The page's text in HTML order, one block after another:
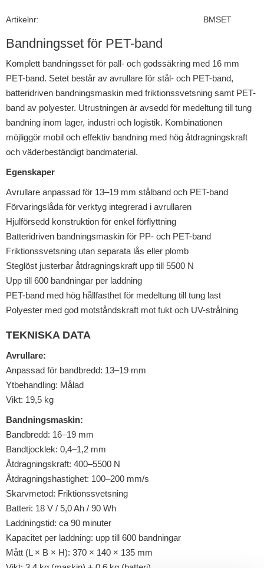
Artikelnr BMSET
Bandningsset för PET-band
Komplett bandningsset för pall- och godssäkring med 16 mm
PET-band. Setet består av avrullare för stål- och PET-band,
batteridriven bandningsmaskin med friktionssvetsning samt PET-
band av polyester. Utrustningen är avsedd för medeltung till tung
bandning inom lager, industri och logistik. Kombinationen
möjliggör mobil och effektiv bandning med hög åtdragningskraft
och väderbeständigt bandmaterial.
Egenskaper
Avrullare anpassad för 13–19 mm stålband och PET-band
Förvaringslåda för verktyg integrerad i avrullaren
Hjulförsedd konstruktion för enkel förflyttning
Batteridriven bandningsmaskin för PP- och PET-band
Friktionssvetsning utan separata lås eller plomb
Steglöst justerbar åtdragningskraft upp till 5500 N
Upp till 600 bandningar per laddning
PET-band med hög hållfasthet för medeltung till tung last
Polyester med god motståndskraft mot fukt och UV-strålning
TEKNISKA DATA
Avrullare:
Anpassad för bandbredd: 13–19 mm
Ytbehandling: Målad
Vikt: 19,5 kg
Bandningsmaskin:
Bandbredd: 16–19 mm
Bandtjocklek: 0,4–1,2 mm
Åtdragningskraft: 400–5500 N
Åtdragningshastighet: 100–200 mm/s
Skarvmetod: Friktionssvetsning
Batteri: 18 V / 5,0 Ah / 90 Wh
Laddningstid: ca 90 minuter
Kapacitet per laddning: upp till 600 bandningar
Mått (L × B × H): 370 × 140 × 135 mm